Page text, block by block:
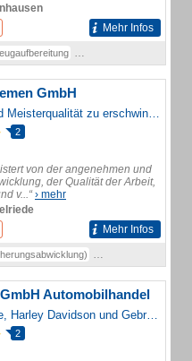
Mehr Infos
GmbH
Sofortservice und Meisterqualität zu erschwinglichen Preisen
2
von der angenehmen und
der Qualität der Arbeit,
v...“› mehr
Mehr Infos
Automobilhandel
EU-Neufahrzeuge, Harley Davidson und Gebrauchtfahrzeuge aller Art.
2